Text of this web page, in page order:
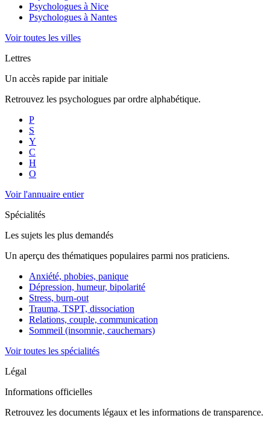
Psychologues à Nice
Psychologues à Nantes
Voir toutes les villes
Lettres
Un accès rapide par initiale
Retrouvez les psychologues par ordre alphabétique.
P
S
Y
C
H
O
Voir l'annuaire entier
Spécialités
Les sujets les plus demandés
Un aperçu des thématiques populaires parmi nos praticiens.
Anxiété, phobies, panique
Dépression, humeur, bipolarité
Stress, burn-out
Trauma, TSPT, dissociation
Relations, couple, communication
Sommeil (insomnie, cauchemars)
Voir toutes les spécialités
Légal
Informations officielles
Retrouvez les documents légaux et les informations de transparence.